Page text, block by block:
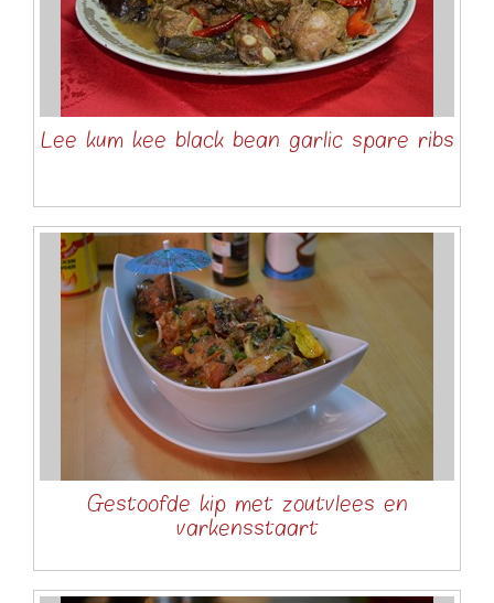
Lee kum kee black bean garlic spare ribs
Gestoofde kip met zoutvlees en
varkensstaart